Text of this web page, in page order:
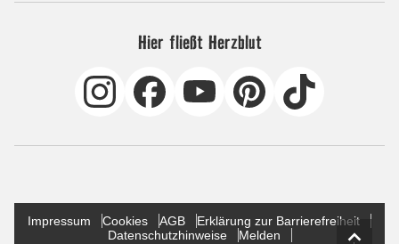
Hier fließt Herzblut
Impressum Cookies AGB
Erklärung zur Barrierefreiheit
Datenschutzhinweise
Melden